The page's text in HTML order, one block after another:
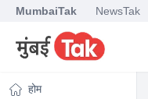
MumbaiTak NewsTak
होम